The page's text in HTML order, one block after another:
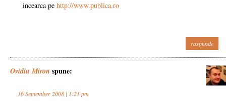
incearca pe http://www.publica.ro
raspunde
Ovidiu Miron spune:
16 September 2008 | 1:21 pm